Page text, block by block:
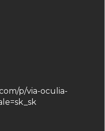
p/via-oculia-